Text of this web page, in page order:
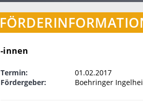
-innen
Termin:
01.02.2017
Fördergeber:
Boehringer